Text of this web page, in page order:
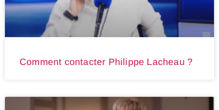
Comment contacter Philippe Lacheau ?